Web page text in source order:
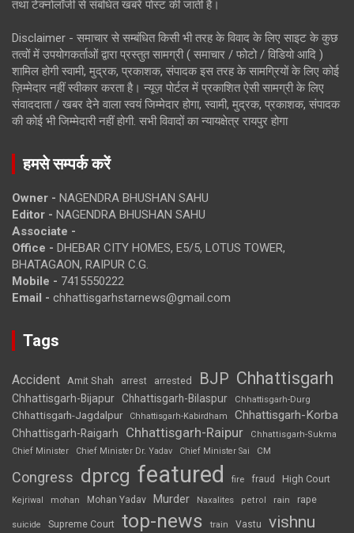
तथा टेक्नोलॉजी से संबंधित खबरें पोस्ट की जाती है।
Disclaimer - समाचार से सम्बंधित किसी भी तरह के विवाद के लिए साइट के कुछ
तत्वों में उपयोगकर्ताओं द्वारा प्रस्तुत सामग्री ( समाचार / फोटो / विडियो आदि )
शामिल होगी स्वामी, मुद्रक, प्रकाशक, संपादक इस तरह के सामग्रियों के लिए कोई
ज़िम्मेदार नहीं स्वीकार करता है। न्यूज़ पोर्टल में प्रकाशित ऐसी सामग्री के लिए
संवाददाता / खबर देने वाला स्वयं जिम्मेदार होगा, स्वामी, मुद्रक, प्रकाशक, संपादक
की कोई भी जिम्मेदारी नहीं होगी. सभी विवादों का न्यायक्षेत्र रायपुर होगा
हमसे सम्पर्क करें
Owner - NAGENDRA BHUSHAN SAHU
Editor - NAGENDRA BHUSHAN SAHU
Associate -
Office - DHEBAR CITY HOMES, E5/5, LOTUS TOWER,
BHATAGAON, RAIPUR C.G.
Mobile - 7415550222
Email - chhattisgarhstarnews@gmail.com
Tags
Accident Amit Shah arrest arrested BJP Chhattisgarh
Chhattisgarh-Bijapur Chhattisgarh-Bilaspur Chhattisgarh-Durg
Chhattisgarh-Jagdalpur Chhattisgarh-Kabirdham Chhattisgarh-Korba
Chhattisgarh-Raigarh Chhattisgarh-Raipur
Chhattisgarh-Sukma
Chief Minister
Chief Minister Dr. Yadav Chief Minister Sai CM
Congress dprcg featured fire fraud High Court
Kejriwal mohan Mohan Yadav Murder Naxalites petrol rain rape
suicide Supreme Court top-news train Vastu vishnu